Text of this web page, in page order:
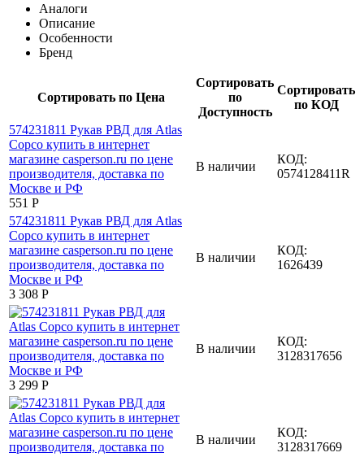
Аналоги
Описание
Особенности
Бренд
Сортировать по Цена
Сортировать
по
Доступность
Сортировать
по КОД
‍551‍ Р
В наличии
КОД:
0574128411R
3 308 Р
В наличии
КОД:
1626439
3 299 Р
В наличии
КОД:
3128317656
В наличии
КОД:
3128317669